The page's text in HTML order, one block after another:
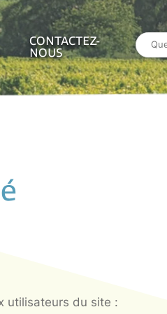
LES
ARRÊTÉS NOUS